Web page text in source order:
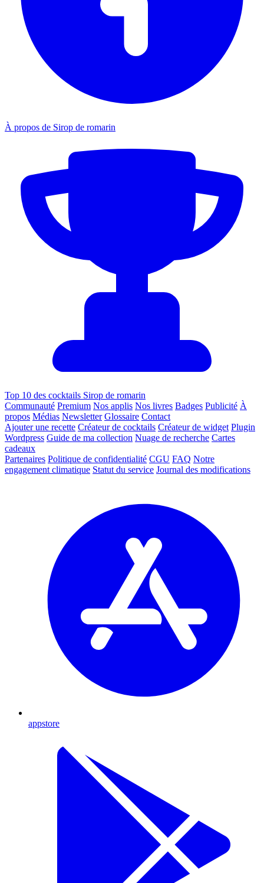
À propos de Sirop de romarin
Top 10 des cocktails Sirop de romarin
Communauté Premium Nos applis Nos livres Badges Publicité À
propos Médias Newsletter Glossaire Contact
Ajouter une recette Créateur de cocktails Créateur de widget Plugin
Wordpress Guide de ma collection Nuage de recherche Cartes
cadeaux
Partenaires Politique de confidentialité CGU FAQ Notre
engagement climatique Statut du service Journal des modifications
appstore